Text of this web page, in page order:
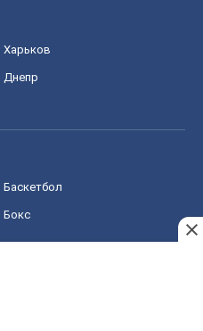
Харьков
Днепр
Баскетбол
Бокс